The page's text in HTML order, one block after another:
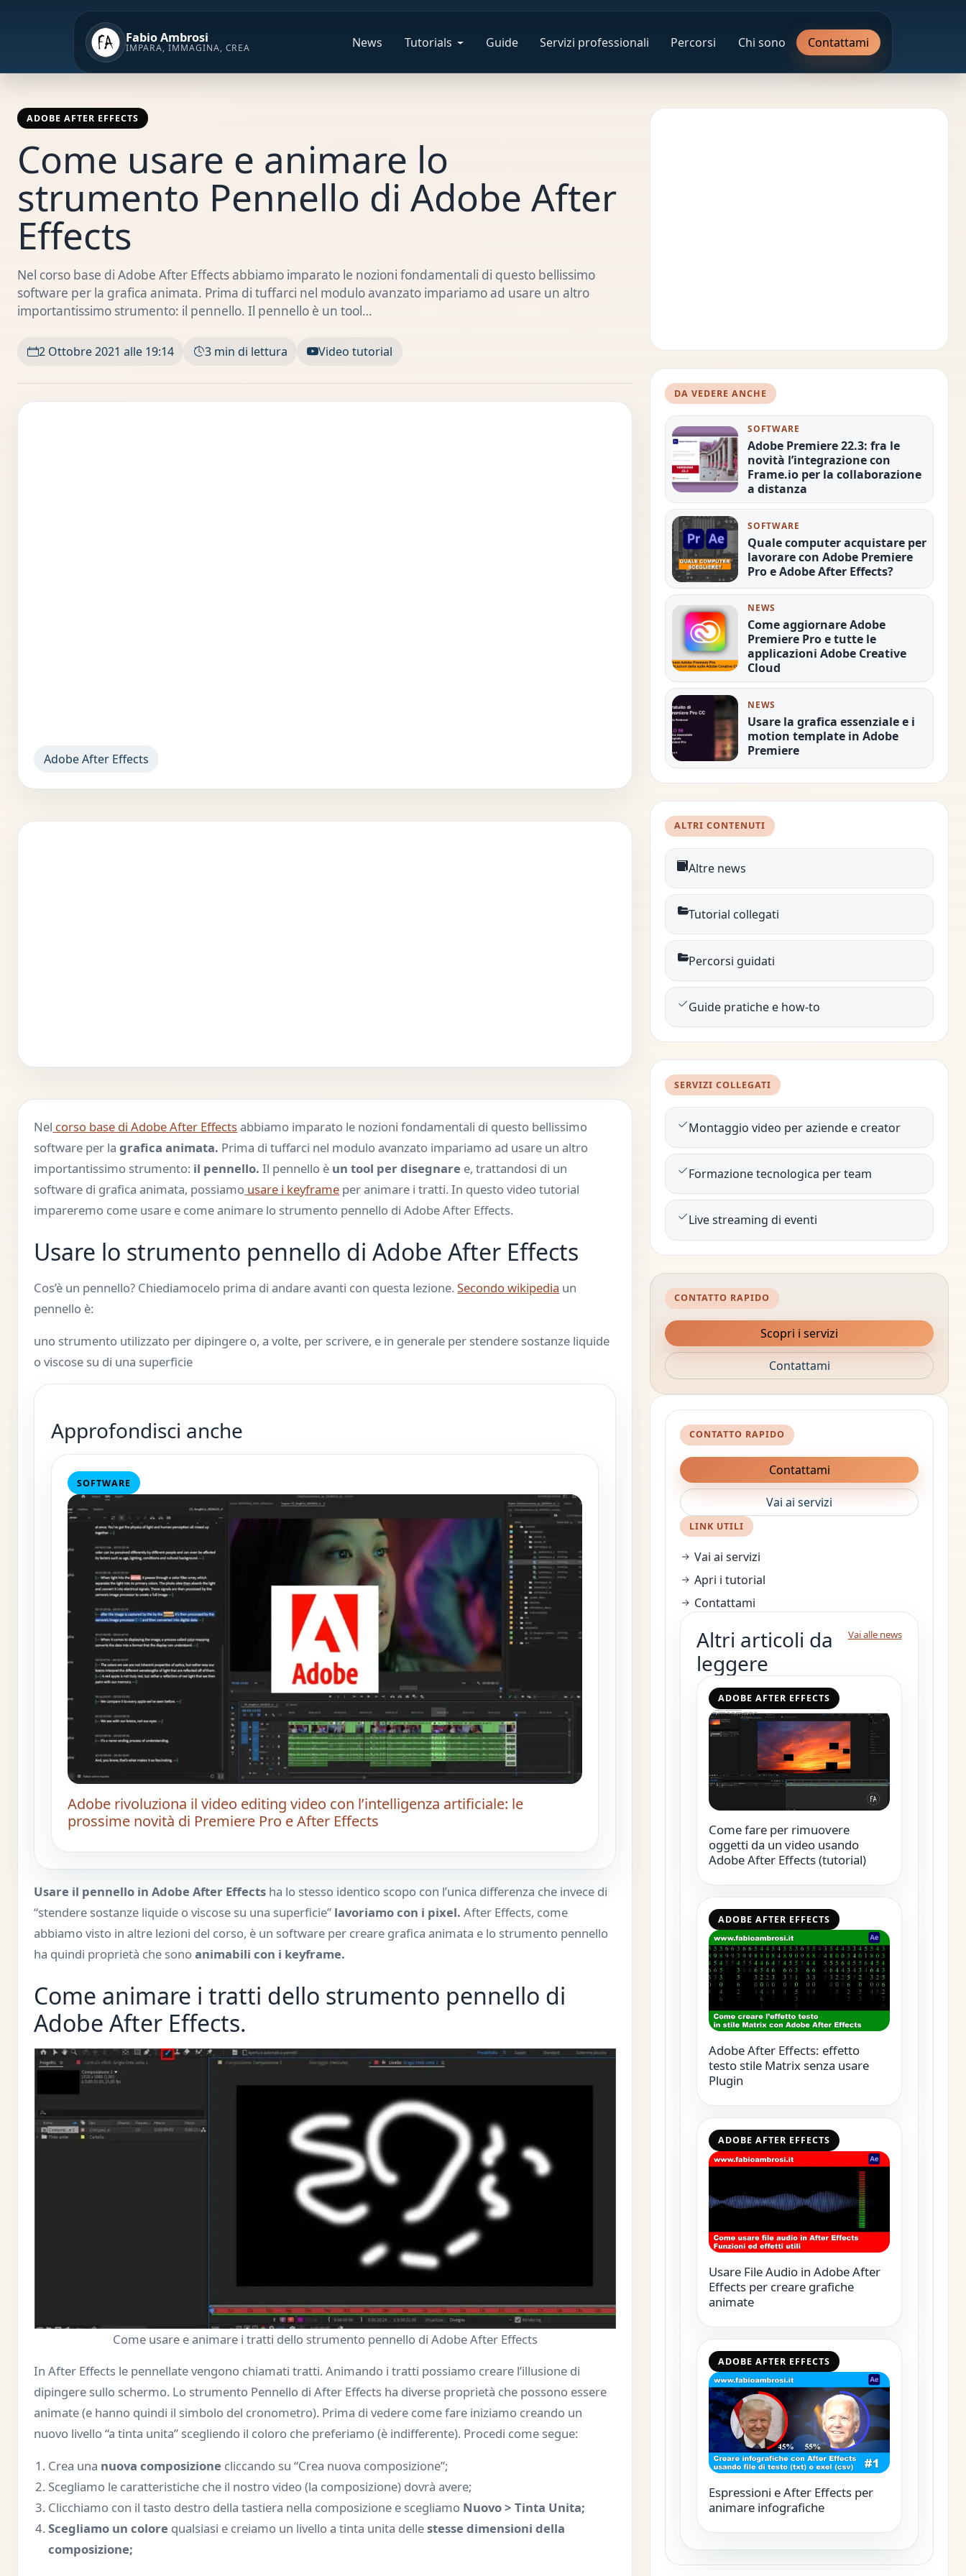
Fabio Ambrosi
IMPARA, IMMAGINA, CREA News Tutorials Guide Servizi professionali Percorsi Chi sono Contattami
ADOBE AFTER EFFECTS
Come usare e animare lo
strumento Pennello di Adobe After
Effects
Nel corso base di Adobe After Effects abbiamo imparato le nozioni fondamentali di questo bellissimo
software per la grafica animata. Prima di tuffarci nel modulo avanzato impariamo ad usare un altro
importantissimo strumento: il pennello. Il pennello è un tool…
2 Ottobre 2021 alle 19:14 3 min di lettura Video tutorial
Adobe After Effects
Nel corso base di Adobe After Effectsabbiamo imparato le nozioni fondamentali di questo bellissimo
software per la grafica animata. Prima di tuffarci nel modulo avanzato impariamo ad usare un altro
importantissimo strumento: il pennello. Il pennello è un tool per disegnare e, trattandosi di un
software di grafica animata, possiamo usare i keyframe per animare i tratti. In questo video tutorial
impareremo come usare e come animare lo strumento pennello di Adobe After Effects.
Usare lo strumento pennello di Adobe After Effects
Cos’è un pennello? Chiediamocelo prima di andare avanti con questa lezione.Secondo wikipedia un
pennello è:
uno strumento utilizzato per dipingere o, a volte, per scrivere, e in generale per stendere sostanze liquide
o viscose su di una superficie
Approfondisci anche
SOFTWARE
Adobe rivoluziona il video editing video con l’intelligenza artificiale: le
prossime novità di Premiere Pro e After Effects
Usare il pennello in Adobe After Effects ha lo stesso identico scopo con l’unica differenza che invece di
“stendere sostanze liquide o viscose su una superficie” lavoriamo con i pixel. After Effects, come
abbiamo visto in altre lezioni del corso, è un software per creare grafica animata e lo strumento pennello
ha quindi proprietà che sonoanimabili con i keyframe.
Come animare i tratti dello strumento pennello di
Adobe After Effects.
Come usare e animare i tratti dello strumento pennello di Adobe After Effects
In After Effects le pennellate vengono chiamati tratti. Animando i tratti possiamo creare l’illusione di
dipingere sullo schermo. Lo strumento Pennello di After Effects ha diverse proprietà che possono essere
animate (e hanno quindi il simbolo del cronometro). Prima di vedere come fare iniziamo creando un
nuovo livello “a tinta unita” scegliendo il coloro che preferiamo (è indifferente). Procedi come segue:
Crea una nuova composizione cliccando su “Crea nuova composizione”;
Scegliamo le caratteristiche che il nostro video (la composizione) dovrà avere;
Clicchiamo con il tasto destro della tastiera nella composizione e scegliamo Nuovo > Tinta Unita;
Scegliamo un colore qualsiasi e creiamo un livello a tinta unita dellestesse dimensioni della
composizione;
DA VEDERE ANCHE
SOFTWARE
Adobe Premiere 22.3: fra le
novità l’integrazione con
Frame.io per la collaborazione
a distanza
SOFTWARE
Quale computer acquistare per
lavorare con Adobe Premiere
Pro e Adobe After Effects?
NEWS
Come aggiornare Adobe
Premiere Pro e tutte le
applicazioni Adobe Creative
Cloud
NEWS
Usare la grafica essenziale e i
motion template in Adobe
Premiere
ALTRI CONTENUTI
Altre news
Tutorial collegati
Percorsi guidati
Guide pratiche e how-to
SERVIZI COLLEGATI
Montaggio video per aziende e creator
Formazione tecnologica per team
Live streaming di eventi
CONTATTO RAPIDO
Scopri i servizi
Contattami
CONTATTO RAPIDO
Contattami
Vai ai servizi
LINK UTILI
Vai ai servizi
Apri i tutorial
Contattami
Altri articoli da
leggere
Vai alle news
ADOBE AFTER EFFECTS
Come fare per rimuovere
oggetti da un video usando
Adobe After Effects (tutorial)
ADOBE AFTER EFFECTS
Adobe After Effects: effetto
testo stile Matrix senza usare
Plugin
ADOBE AFTER EFFECTS
Usare File Audio in Adobe After
Effects per creare grafiche
animate
ADOBE AFTER EFFECTS
Espressioni e After Effects per
animare infografiche